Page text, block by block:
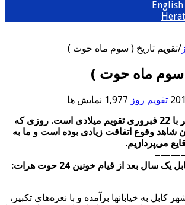
/تقویم تاریخ ( سوم ماه حوت )
سوم ماه حوت )
تقویم روز 1,977 نمایش ها
امرو سوم حوت برابر با 22 فبروری تقویم میلادی است. روزی که
شاهد وقوع اتفاقت زیادی بوده است و ما به
می‌پردازیم.
کابل به خیابانها برآمده و با نعره‌های تکبیر،